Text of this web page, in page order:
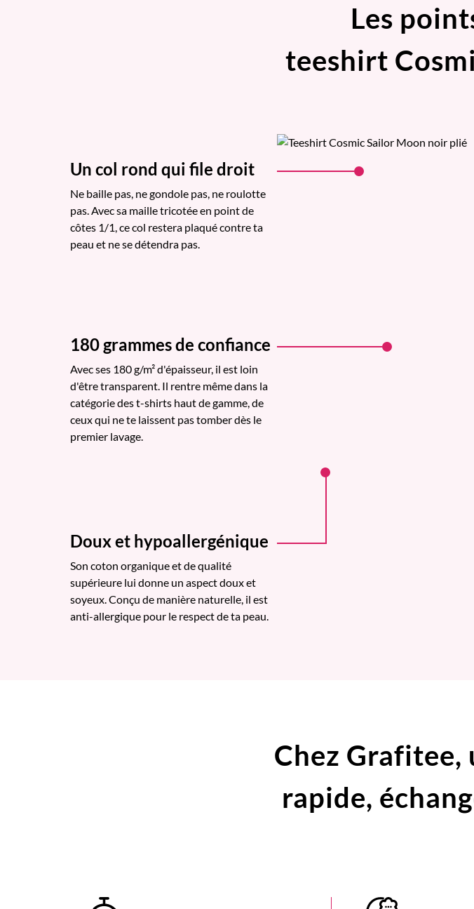
Les
teeshirt
Un col rond qui file droit
Ne baille pas, ne gondole pas, ne roulotte
pas. Avec sa maille tricotée en point de
côtes 1/1, ce col restera plaqué contre ta
peau et ne se détendra pas.
180 grammes de confiance
Avec ses 180 g/m² d'épaisseur, il est loin
d'être transparent. Il rentre même dans la
catégorie des t-shirts haut de gamme, de
ceux qui ne te laissent pas tomber dès le
premier lavage.
Doux et hypoallergénique
Son coton organique et de qualité
supérieure lui donne un aspect doux et
soyeux. Conçu de manière naturelle, il est
anti-allergique pour le respect de ta peau.
Chez Grafitee,
rapide,